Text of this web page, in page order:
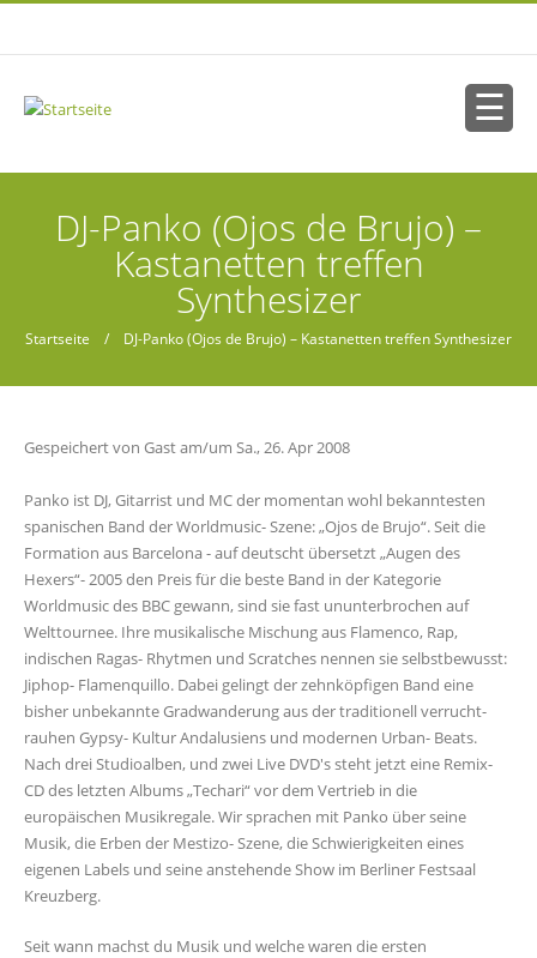
DJ-Panko (Ojos de Brujo) –
Kastanetten treffen
Synthesizer
Startseite / DJ-Panko (Ojos de Brujo) – Kastanetten treffen Synthesizer
Gespeichert von Gastam/um Sa., 26. Apr 2008
Panko ist DJ, Gitarrist und MC der momentan wohl bekanntesten
spanischen Band der Worldmusic- Szene: „Ojos de Brujo“. Seit die
Formation aus Barcelona - auf deutscht übersetzt „Augen des
Hexers“- 2005 den Preis für die beste Band in der Kategorie
Worldmusic des BBC gewann, sind sie fast ununterbrochen auf
Welttournee. Ihre musikalische Mischung aus Flamenco, Rap,
indischen Ragas- Rhytmen und Scratches nennen sie selbstbewusst:
Jiphop- Flamenquillo. Dabei gelingt der zehnköpfigen Band eine
bisher unbekannte Gradwanderung aus der traditionell verrucht-
rauhen Gypsy- Kultur Andalusiens und modernen Urban- Beats.
Nach drei Studioalben, und zwei Live DVD's steht jetzt eine Remix-
CD des letzten Albums „Techari“ vor dem Vertrieb in die
europäischen Musikregale. Wir sprachen mit Panko über seine
Musik, die Erben der Mestizo- Szene, die Schwierigkeiten eines
eigenen Labels und seine anstehende Show im Berliner Festsaal
Kreuzberg.
Seit wann machst du Musik und welche waren die ersten